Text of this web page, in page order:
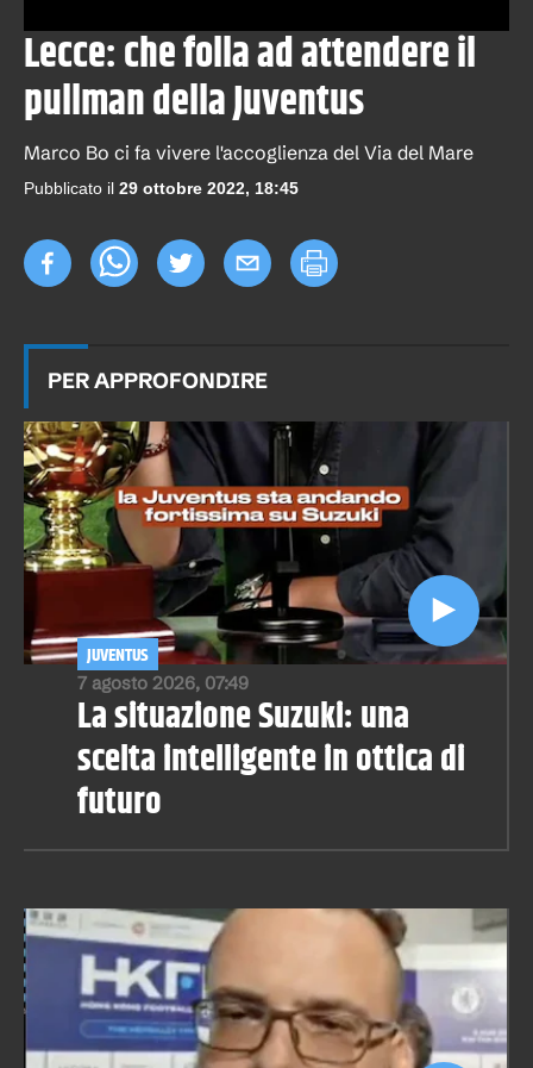
Lecce: che folla ad attendere il
pullman della Juventus
Marco Bo ci fa vivere l'accoglienza del Via del Mare
Pubblicato il 29 ottobre 2022, 18:45
PER APPROFONDIRE
7 agosto 2026, 07:49
JUVENTUS
La situazione Suzuki: una
scelta intelligente in ottica di
futuro